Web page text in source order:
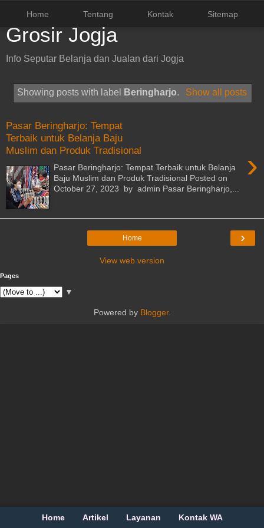
Home Tentang Kontak Sitemap
Grosir Jogja
Info Seputar Belanja dan Jualan dari Jogja
Showing posts with label Beringharjo. Show all posts
Pasar Beringharjo: Tempat
Terbaik untuk Belanja Baju
Muslim dan Produk Tradisional
›
Pasar Beringharjo: Tempat Terbaik untuk Belanja
Baju Muslim dan Produk Tradisional Posted on
October 27, 2023 by admin Pasar Beringharjo,...
›
Home
View web version
Pages
▼
Powered by Blogger.
Home Artikel Layanan Kontak WA